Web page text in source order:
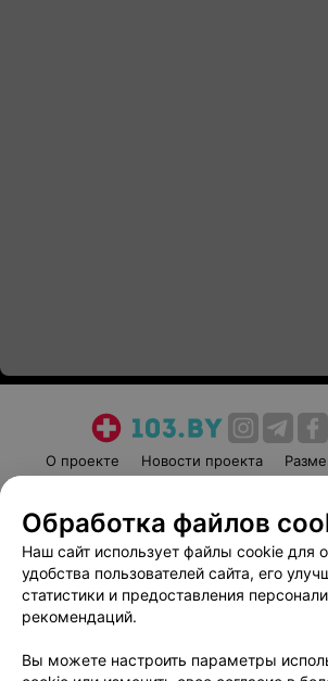
О проекте Новости проекта
Пользовательское соглашение
Вакансии
Партнеры
Написать руководителю
Обработка персональных
Обработка файлов
Наш сайт использует файлы cookie для
удобства пользователей сайта, его
статистики и предоставления
рекомендаций.
Вы можете настроить параметры